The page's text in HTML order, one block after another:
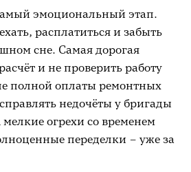
эмоциональный этап.
расплатиться и забыть
сне. Самая дорогая
и не проверить работу
полной оплаты ремонтных
недочёты у бригады
огрехи со временем
переделки – уже за